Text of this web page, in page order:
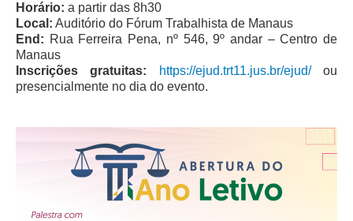
Horário: a partir das 8h30
Local: Auditório do Fórum Trabalhista de Manaus
End: Rua Ferreira Pena, nº 546, 9º andar – Centro de
Manaus
Inscrições gratuitas:
https://ejud.trt11.jus.br/ejud/ou
presencialmente no dia do evento.